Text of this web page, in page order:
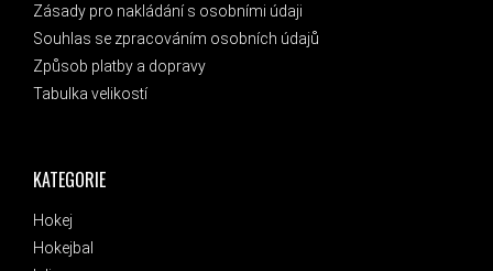
KATEGORIE
Hokej
Hokejbal
Zásady pro nakládání s osobními údaji
Souhlas se zpracováním osobních údajů
Způsob platby a dopravy
Tabulka velikostí